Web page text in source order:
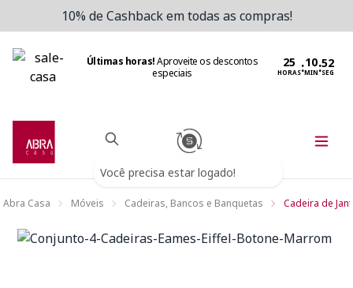
10% de Cashback em todas as compras!
Últimas horas!Aproveite os descontos
especiais
HORAS:MIN:SEG
Você precisa estar logado!
Abra Casa Móveis Cadeiras, Bancos e Banquetas Cadeira de